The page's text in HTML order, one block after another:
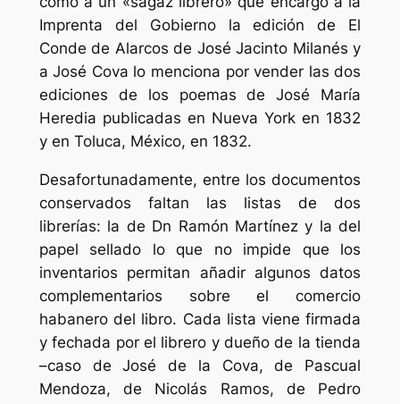
Imprenta del Gobierno la edición de El
Conde de Alarcos de José Jacinto Milanés y
a José Cova lo menciona por vender las dos
ediciones de los poemas de José María
Heredia publicadas en Nueva York en 1832
y en Toluca, México, en 1832.
Desafortunadamente, entre los documentos
conservados faltan las listas de dos
librerías: la de Dn Ramón Martínez y la del
papel sellado lo que no impide que los
inventarios permitan añadir algunos datos
complementarios sobre el comercio
habanero del libro. Cada lista viene firmada
y fechada por el librero y dueño de la tienda
–caso de José de la Cova, de Pascual
Mendoza, de Nicolás Ramos, de Pedro